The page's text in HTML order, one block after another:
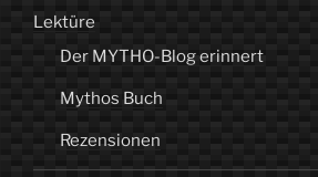
Lektüre
Der MYTHO-Blog erinnert
Mythos Buch
Rezensionen